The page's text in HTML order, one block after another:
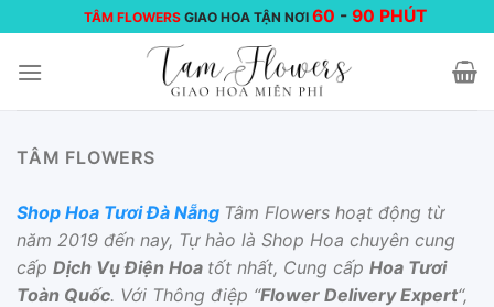
đến
nội
TÂM FLOWERS GIAO HOA TẬN NƠI 60 -90 PHÚT
TÂM FLOWERS
Shop Hoa Tươi Đà Nẵng Tâm Flowers hoạt động từ
năm 2019 đến nay, Tự hào là Shop Hoa chuyên cung
cấp Dịch Vụ Điện Hoa tốt nhất, Cung cấp Hoa Tươi
Toàn Quốc. Với Thông điệp “Flower Delivery Expert“,